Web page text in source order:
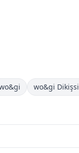
wo&gi